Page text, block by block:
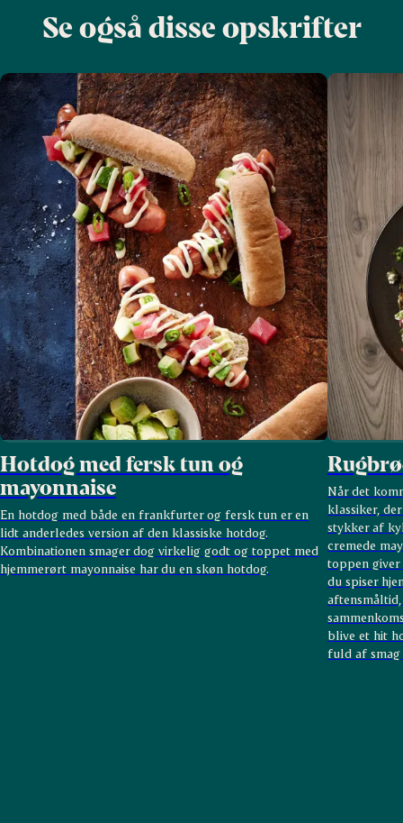
Se også disse opskrifter
Hotdog med fersk tun og
mayonnaise
En hotdog med både en frankfurter og fersk tun er en
lidt anderledes version af den klassiske hotdog.
Kombinationen smager dog virkelig godt og toppet med
hjemmerørt mayonnaise har du en skøn hotdog.
Når det
klassiker,
stykker af
cremede
toppen
du spiser
blive et hit
fuld af smag